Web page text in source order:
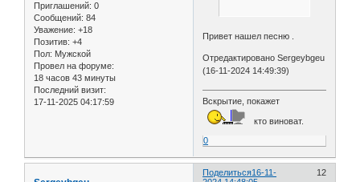
Приглашений: 0
Сообщений: 84
Уважение: +18
Позитив: +4
Пол: Мужской
Провел на форуме:
18 часов 43 минуты
Последний визит:
17-11-2025 04:17:59
Привет нашел песню .
Отредактировано Sergeybgeu
(16-11-2024 14:49:39)
Вскрытие, покажет
кто виноват.
0
Поделиться 12
16-11-